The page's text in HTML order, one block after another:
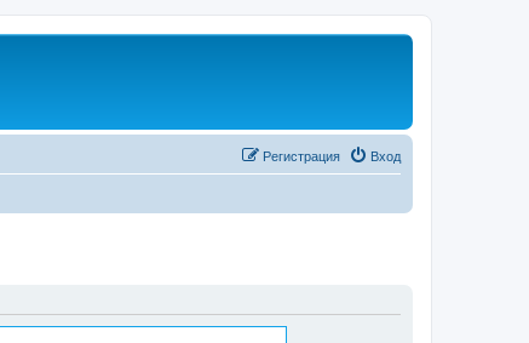
Вход
Регистрация